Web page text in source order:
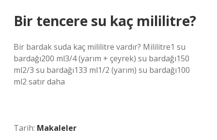
Bir tencere su kaç mililitre?
Bir bardak suda kaç mililitre vardır? Mililitre1 su
bardağı200 ml3/4 (yarım + çeyrek) su bardağı150
ml2/3 su bardağı133 ml1/2 (yarım) su bardağı100
ml2 satır daha
Tarih: Makaleler